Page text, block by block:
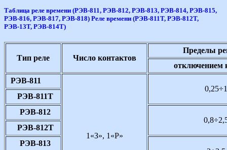
Таблица реле времени (РЭВ-811, РЭВ-812, РЭВ-813, РЭВ-814, РЭВ-815,
РЭВ-816, РЭВ-817, РЭВ-818) Реле времени (РЭВ-811Т, РЭВ-812Т,
РЭВ-13Т, РЭВ-814Т)
Тип реле Число контактов
Пределы
отключением
РЭВ-811
1«З», 1«Р»
0,25÷1
РЭВ-811Т
РЭВ-812
РЭВ-812Т
РЭВ-813